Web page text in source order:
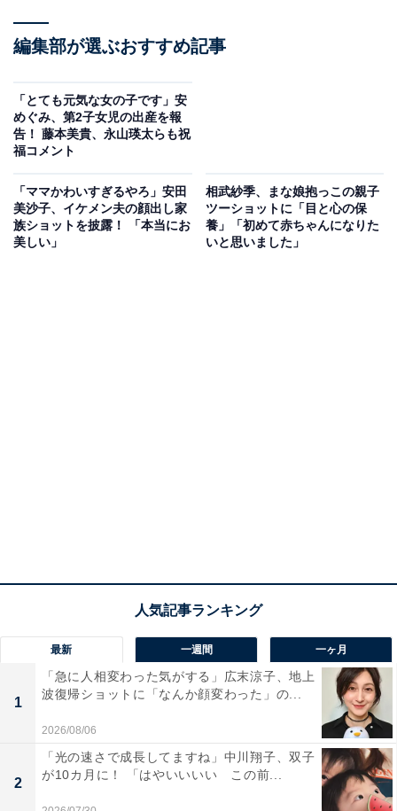
編集部が選ぶおすすめ記事
「とても元気な女の子です」安
めぐみ、第2子女児の出産を報
告！ 藤本美貴、永山瑛太らも祝
福コメント
「ママかわいすぎるやろ」安田
美沙子、イケメン夫の顔出し家
族ショットを披露！ 「本当にお
美しい」
相武紗季、まな娘抱っこの親子
ツーショットに「目と心の保
養」「初めて赤ちゃんになりた
いと思いました」
最新 一週間 一ヶ月
1
「急に人相変わった気がする」広末涼子、地上
波復帰ショットに「なんか顔変わった」の...
2026/08/06
2
「光の速さで成長してますね」中川翔子、双子
が10カ月に！ 「はやいいいい この前...